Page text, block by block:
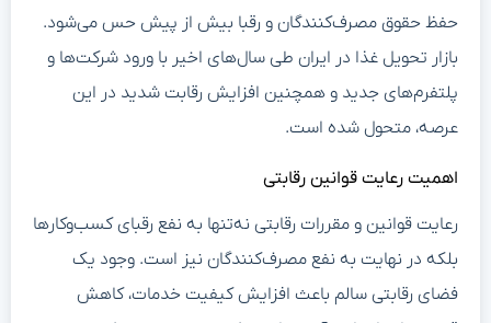
حفظ حقوق مصرف‌کنندگان و رقبا بیش از پیش حس می‌شود.
بازار تحویل غذا در ایران طی سال‌های اخیر با ورود شرکت‌ها و
پلتفرم‌های جدید و همچنین افزایش رقابت شدید در این
عرصه، متحول شده است.
اهمیت رعایت قوانین رقابتی
رعایت قوانین و مقررات رقابتی نه‌تنها به نفع رقبای کسب‌وکارها
بلکه در نهایت به نفع مصرف‌کنندگان نیز است. وجود یک
فضای رقابتی سالم باعث افزایش کیفیت خدمات، کاهش